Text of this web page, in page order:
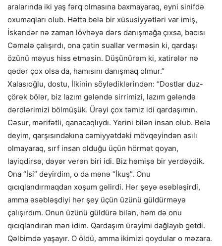
aralarında iki yaş fərq olmasına baxmayaraq, eyni sinifdə
oxumaqları olub. Hətta belə bir xüsusiyyətləri var imiş,
İskəndər nə zaman lövhəyə dərs danışmağa çıxsa, bacısı
Cəmalə çalışırdı, ona çətin suallar verməsin ki, qardaşı
özünü məyus hiss etməsin. Düşünürəm ki, xatirələr nə
qədər çox olsa da, hamısını danışmaq olmur.”
Xalasıoğlu, dostu, İlkinin söylədiklərindən: “Dostlar duz-
çörək bölər, biz lazım gələndə sirrimizi, lazım gələndə
dərdlərimizi bölmüşük. Ürəyi çox təmiz idi qardaşımın.
Cəsur, mərifətli, qanacaqlıydı. Yerini bilən insan olub. Belə
deyim, qarşısındakına cəmiyyətdəki mövqeyindən asılı
olmayaraq, sırf insan olduğu üçün hörmət qoyan,
layiqdirsə, dəyər verən biri idi. Biz həmişə bir yerdəydik.
Ona “İsi” deyirdim, o da mənə “İkuş”. Onu
qıcıqlandırmaqdan xoşum gəlirdi. Hər şeyə əsəbləşirdi,
amma əsəbləşdiyi hər şey üçün üzünü güldürməyə
çalışırdım. Onun üzünü güldürə bilən, həm də onu
qıcıqlandıran mən idim. Qardaşım ürəyimi dağlayıb getdi.
Qəlbimdə yaşayır. O öldü, amma ikimizi qoydular o məzara.